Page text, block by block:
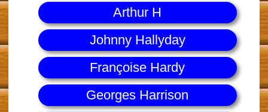
Arthur H
Johnny Hallyday
Françoise Hardy
Georges Harrison